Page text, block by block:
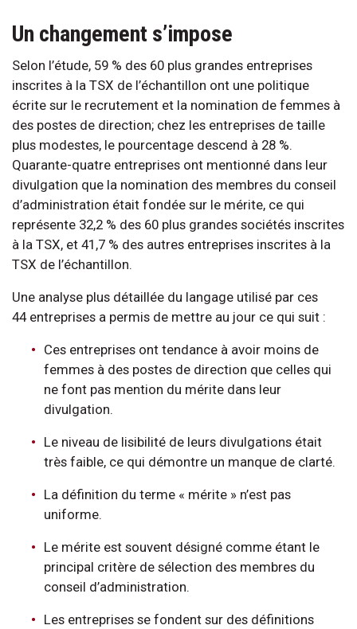
Un changement s’impose
Selon l’étude, 59 % des 60 plus grandes entreprises
inscrites à la TSX de l’échantillon ont une politique
écrite sur le recrutement et la nomination de femmes à
des postes de direction; chez les entreprises de taille
plus modestes, le pourcentage descend à 28 %.
Quarante-quatre entreprises ont mentionné dans leur
divulgation que la nomination des membres du conseil
d’administration était fondée sur le mérite, ce qui
représente 32,2 % des 60 plus grandes sociétés inscrites
à la TSX, et 41,7 % des autres entreprises inscrites à la
TSX de l’échantillon.
Une analyse plus détaillée du langage utilisé par ces
44 entreprises a permis de mettre au jour ce qui suit :
Ces entreprises ont tendance à avoir moins de
femmes à des postes de direction que celles qui
ne font pas mention du mérite dans leur
divulgation.
Le niveau de lisibilité de leurs divulgations était
très faible, ce qui démontre un manque de clarté.
La définition du terme « mérite » n’est pas
uniforme.
Le mérite est souvent désigné comme étant le
principal critère de sélection des membres du
conseil d’administration.
Les entreprises se fondent sur des définitions